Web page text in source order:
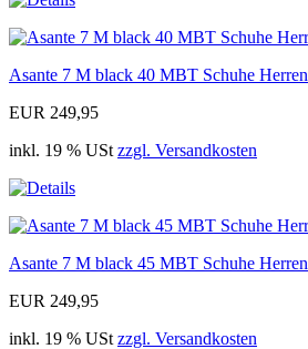
Asante 7 M black 40 MBT Schuhe Herren
EUR 249,95
inkl. 19 % USt zzgl. Versandkosten
Asante 7 M black 45 MBT Schuhe Herren
EUR 249,95
inkl. 19 % USt zzgl. Versandkosten